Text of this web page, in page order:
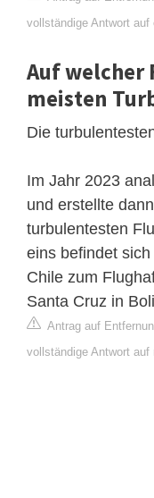
vollständige Antwort
Auf welcher
meisten
Die
Im Jahr 2023
und erstellte
turbulentesten
eins befindet
Chile zum
Santa Cruz in
Antrag auf
vollständige Antwort auf